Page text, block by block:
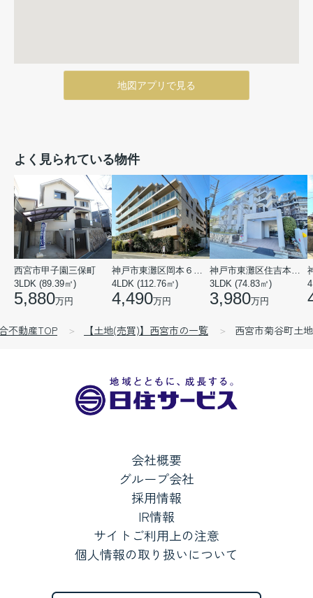
地図アプリで見る
よく見られている物件
西宮市甲子園三保町
3LDK (89.39㎡)
5,880万円
神戸市東灘区岡本６丁目
4LDK (112.76㎡)
4,490万円
神戸市東灘区住吉本町１丁目
3LDK (74.83㎡)
3,980万円
不動産TOP 【土地(売買)】西宮市の一覧 西宮市菊谷町土地
会社概要
グループ会社
採用情報
IR情報
サイトご利用上の注意
個人情報の取り扱いについて